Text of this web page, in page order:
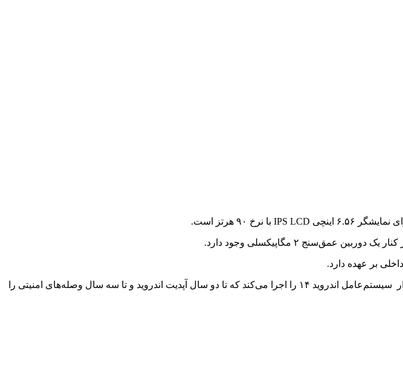
منبع تغذیه HMD Fusion یک باتری ۵۰۰۰ میلی‌آمپرساعتی با شارژ سریع ۳۳ واتی است و در بخش نرم افزار سیستم‌عامل اندروید ۱۴ را اجرا می‌کند که تا دو سال آپدیت اندروید و تا سه سال وصله‌های امنیتی را